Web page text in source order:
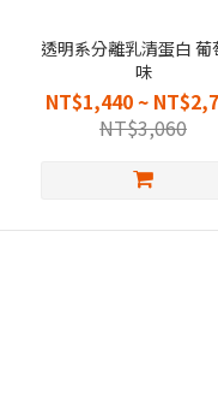
透明系分離乳清蛋白 葡
味
NT$1,440 ~
NT$3,060